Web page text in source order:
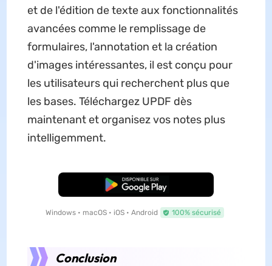
et de l'édition de texte aux fonctionnalités
avancées comme le remplissage de
formulaires, l'annotation et la création
d'images intéressantes, il est conçu pour
les utilisateurs qui recherchent plus que
les bases. Téléchargez UPDF dès
maintenant et organisez vos notes plus
intelligemment.
TÉLÉCHARGER
Windows • macOS • iOS • Android 100% sécurisé
Conclusion